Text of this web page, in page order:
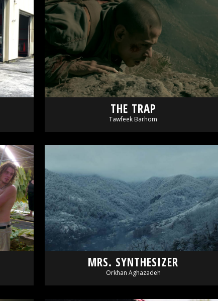
THE TRAP
Tawfeek Barhom
MRS. SYNTHESIZER
Orkhan Aghazadeh